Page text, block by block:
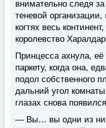
внимательно следя
теневой
когтях весь
королевство
Принцесса ахнула, её
паркету, когда она,
подол собственного
дальний угол
глазах снова
— Вы… вы одни из